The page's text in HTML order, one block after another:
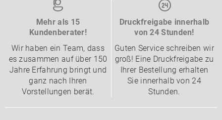
Mehr als 15
Kundenberater!
Wir haben ein Team, dass
es zusammen auf über 150
Jahre Erfahrung bringt und
ganz nach Ihren
Vorstellungen berät.
Druckfreigabe innerhalb
von 24 Stunden!
Guten Service schreiben wir
groß! Eine Druckfreigabe zu
Ihrer Bestellung erhalten
Sie innerhalb von 24
Stunden.